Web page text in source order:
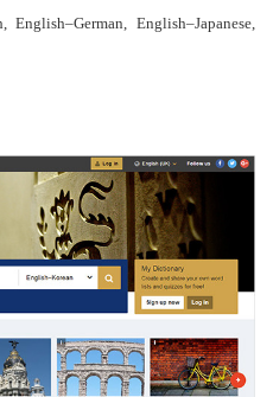
English–German, English–Japanese,